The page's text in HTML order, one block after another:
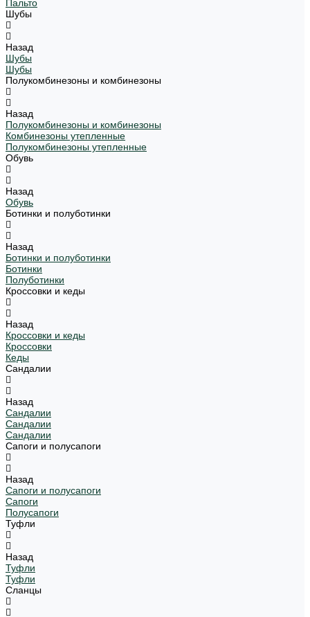
Пальто
Шубы
Назад
Шубы
Шубы
Полукомбинезоны и комбинезоны
Назад
Полукомбинезоны и комбинезоны
Комбинезоны утепленные
Полукомбинезоны утепленные
Обувь
Назад
Обувь
Ботинки и полуботинки
Назад
Ботинки и полуботинки
Ботинки
Полуботинки
Кроссовки и кеды
Назад
Кроссовки и кеды
Кроссовки
Кеды
Сандалии
Назад
Сандалии
Сандалии
Сандалии
Сапоги и полусапоги
Назад
Сапоги и полусапоги
Сапоги
Полусапоги
Туфли
Назад
Туфли
Туфли
Сланцы